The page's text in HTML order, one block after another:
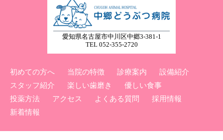
愛知県名古屋市中川区中郷3-381-1
TEL 052-355-2720
初めての方へ 当院の特徴 診療案内
設備紹介
スタッフ紹介
楽しい歯磨き
優しい食事
投薬方法
アクセス よくある質問
採用情報
新着情報